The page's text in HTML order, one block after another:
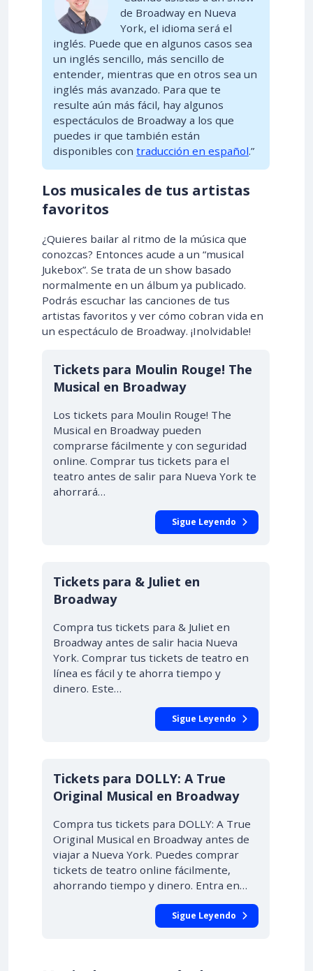
de Broadway en Nueva
York, el idioma será el
inglés. Puede que en algunos casos sea
un inglés sencillo, más sencillo de
entender, mientras que en otros sea un
inglés más avanzado. Para que te
resulte aún más fácil, hay algunos
espectáculos de Broadway a los que
puedes ir que también están
disponibles con traducción en español.”
Los musicales de tus artistas
favoritos
¿Quieres bailar al ritmo de la música que
conozcas? Entonces acude a un “musical
Jukebox”. Se trata de un show basado
normalmente en un álbum ya publicado.
Podrás escuchar las canciones de tus
artistas favoritos y ver cómo cobran vida en
un espectáculo de Broadway. ¡Inolvidable!
Tickets para Moulin Rouge! The
Musical en Broadway
Los tickets para Moulin Rouge! The
Musical en Broadway pueden
comprarse fácilmente y con seguridad
online. Comprar tus tickets para el
teatro antes de salir para Nueva York te
ahorrará…
Sigue Leyendo
Tickets para & Juliet en
Broadway
Compra tus tickets para & Juliet en
Broadway antes de salir hacia Nueva
York. Comprar tus tickets de teatro en
línea es fácil y te ahorra tiempo y
dinero. Este…
Sigue Leyendo
Tickets para DOLLY: A True
Original Musical en Broadway
Compra tus tickets para DOLLY: A True
Original Musical en Broadway antes de
viajar a Nueva York. Puedes comprar
tickets de teatro online fácilmente,
ahorrando tiempo y dinero. Entra en…
Sigue Leyendo